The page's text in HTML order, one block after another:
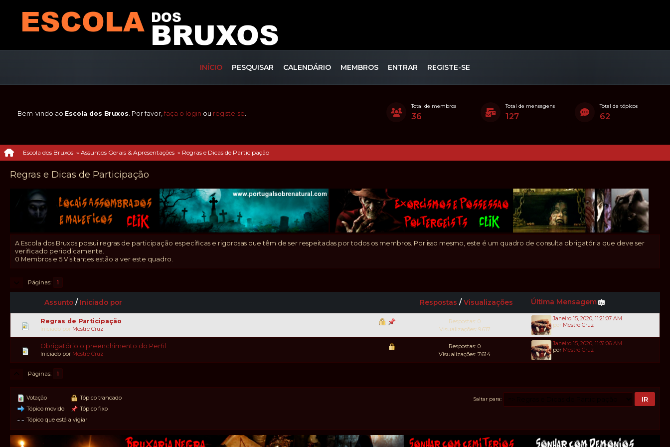
INÍCIO PESQUISAR CALENDÁRIO MEMBROS ENTRAR REGISTE-SE
Bem-vindo ao Escola dos Bruxos. Por favor, faça o login ou registe-se.
Total de membros
36
Total de mensagens
127
Total de tópicos
62
Escola dos Bruxos » Assuntos Gerais & Apresentações » Regras e Dicas de Participação
Regras e Dicas de Participação
A Escola dos Bruxos possui regras de participação específicas e rigorosas que têm de ser respeitadas por todos os membros. Por isso mesmo, este é um quadro de consulta obrigatória que deve ser
verificado periodicamente.
0 Membros e 5 Visitantes estão a ver este quadro.
Páginas 1
Assunto / Iniciado por Respostas / Visualizações Última Mensagem
Regras de Participação
Iniciado por Mestre Cruz
Respostas: 0
Visualizações: 9.617
Janeiro 15, 2020, 11:21:07 AM
por Mestre Cruz
Obrigatório o preenchimento do Perfil
Iniciado por Mestre Cruz
Respostas: 0
Visualizações: 7.614
Janeiro 15, 2020, 11:31:06 AM
por Mestre Cruz
Páginas 1
Saltar para
Votação
Tópico movido
Tópico trancado
Tópico fixo
Tópico que está a vigiar